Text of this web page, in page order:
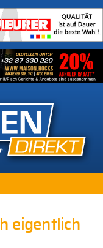
eigentlich